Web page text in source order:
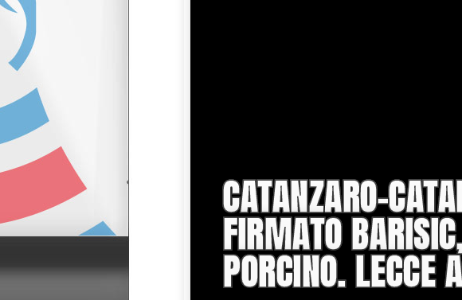
CATANZARO-
FIRMATO
PORCINO. LECCE